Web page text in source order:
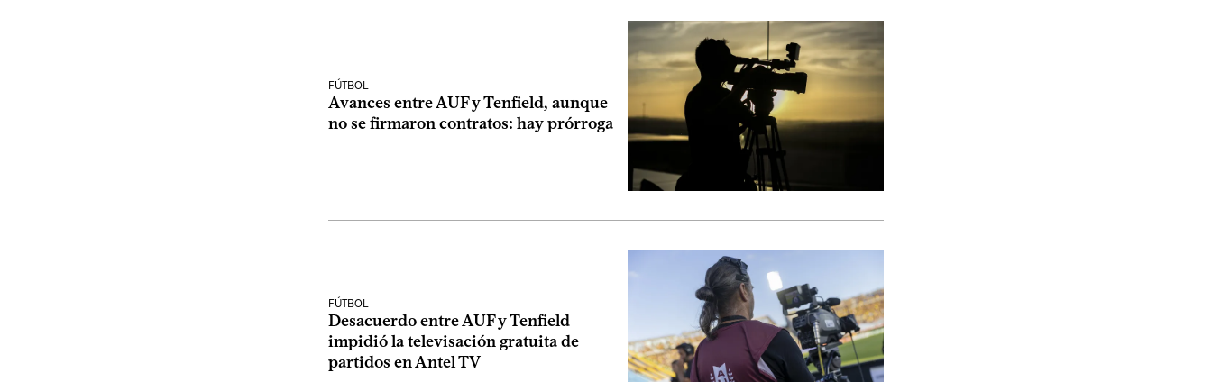
FÚTBOL
Avances entre AUF y Tenfield, aunque
no se firmaron contratos: hay prórroga
FÚTBOL
Desacuerdo entre AUF y Tenfield
impidió la televisación gratuita de
partidos en Antel TV